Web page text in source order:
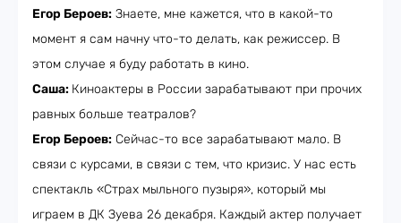
Егор Бероев: Знаете, мне кажется, что в какой-то
момент я сам начну что-то делать, как режиссер. В
этом случае я буду работать в кино.
Саша: Киноактеры в России зарабатывают при прочих
равных больше театралов?
Егор Бероев: Сейчас-то все зарабатывают мало. В
связи с курсами, в связи с тем, что кризис. У нас есть
спектакль «Страх мыльного пузыря», который мы
играем в ДК Зуева 26 декабря. Каждый актер получает